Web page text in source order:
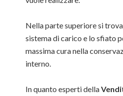
Nella parte superiore si
sistema di carico e lo sfiato
massima cura nella
interno.
In quanto esperti della